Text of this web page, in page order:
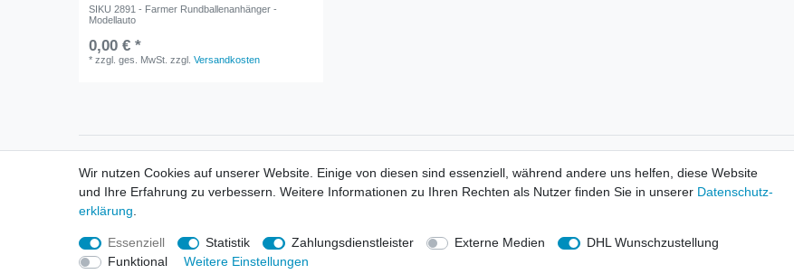
SIKU 2891 - Farmer Rundballenanhänger -
Modellauto
0,00 € *
*zzgl. ges. MwSt. zzgl.Versandkosten
Informationen
Neukunden / New Accounts
Zahlung
Versandkosten
Entsorgungs- & Umweltbestimmungen
Größentabellen
Informationen
Händlerbund - rechtssicher verkaufen
Produkt-Kataloge
Über uns
Wir versenden mit
Wir nutzen Cookies auf unserer Website. Einige von diesen sind essenziell, während andere uns helfen, diese Website
und Ihre Erfahrung zu verbessern. Weitere Informationen zu Ihren Rechten als Nutzer finden Sie in unserer Daten­schutz­
erklärung
Essenziell Statistik Zahlungsdienstleister Externe Medien
DHL Wunschzustellung
Funktional
Weitere Einstellungen